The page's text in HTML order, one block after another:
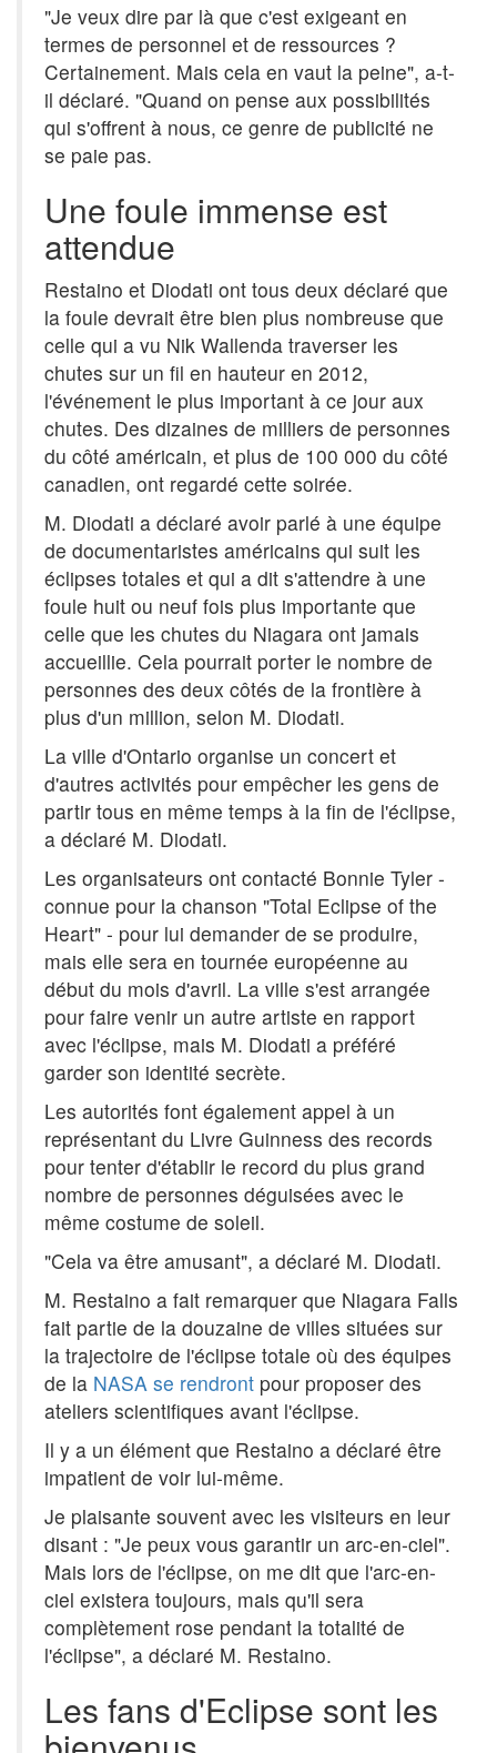
"Je veux dire par là que c'est exigeant en
termes de personnel et de ressources ?
Certainement. Mais cela en vaut la peine", a-t-
il déclaré. "Quand on pense aux possibilités
qui s'offrent à nous, ce genre de publicité ne
se paie pas.
Une foule immense est
attendue
Restaino et Diodati ont tous deux déclaré que
la foule devrait être bien plus nombreuse que
celle qui a vu Nik Wallenda traverser les
chutes sur un fil en hauteur en 2012,
l'événement le plus important à ce jour aux
chutes. Des dizaines de milliers de personnes
du côté américain, et plus de 100 000 du côté
canadien, ont regardé cette soirée.
M. Diodati a déclaré avoir parlé à une équipe
de documentaristes américains qui suit les
éclipses totales et qui a dit s'attendre à une
foule huit ou neuf fois plus importante que
celle que les chutes du Niagara ont jamais
accueillie. Cela pourrait porter le nombre de
personnes des deux côtés de la frontière à
plus d'un million, selon M. Diodati.
La ville d'Ontario organise un concert et
d'autres activités pour empêcher les gens de
partir tous en même temps à la fin de l'éclipse,
a déclaré M. Diodati.
Les organisateurs ont contacté Bonnie Tyler -
connue pour la chanson "Total Eclipse of the
Heart" - pour lui demander de se produire,
mais elle sera en tournée européenne au
début du mois d'avril. La ville s'est arrangée
pour faire venir un autre artiste en rapport
avec l'éclipse, mais M. Diodati a préféré
garder son identité secrète.
Les autorités font également appel à un
représentant du Livre Guinness des records
pour tenter d'établir le record du plus grand
nombre de personnes déguisées avec le
même costume de soleil.
"Cela va être amusant", a déclaré M. Diodati.
M. Restaino a fait remarquer que Niagara Falls
fait partie de la douzaine de villes situées sur
la trajectoire de l'éclipse totale où des équipes
de la NASA se rendront pour proposer des
ateliers scientifiques avant l'éclipse.
Il y a un élément que Restaino a déclaré être
impatient de voir lui-même.
Je plaisante souvent avec les visiteurs en leur
disant : "Je peux vous garantir un arc-en-ciel".
Mais lors de l'éclipse, on me dit que l'arc-en-
ciel existera toujours, mais qu'il sera
complètement rose pendant la totalité de
l'éclipse", a déclaré M. Restaino.
Les fans d'Eclipse sont les